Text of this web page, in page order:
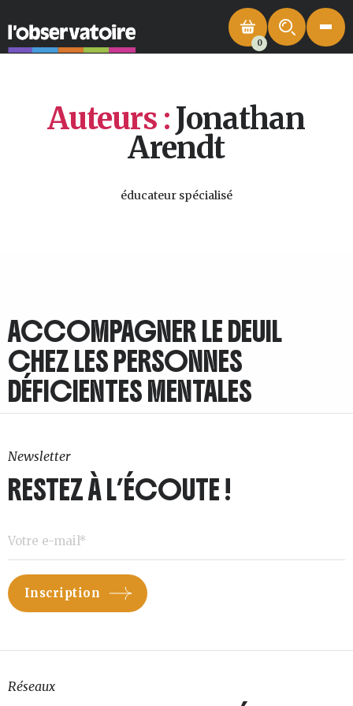
0
Auteurs :Jonathan
Arendt
éducateur spécialisé
ACCOMPAGNER LE DEUIL
CHEZ LES PERSONNES
DÉFICIENTES MENTALES
Newsletter
RESTEZ À L’ÉCOUTE !
Réseaux